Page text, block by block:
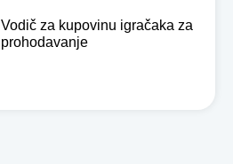
Vodič za kupovinu igračaka za
prohodavanje